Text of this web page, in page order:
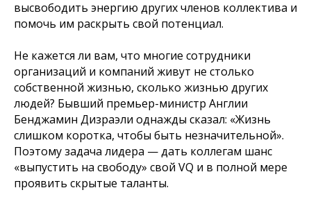
высвободить энергию других членов коллектива и
помочь им раскрыть свой потенциал.
Не кажется ли вам, что многие сотрудники
организаций и компаний живут не столько
собственной жизнью, сколько жизнью других
людей? Бывший премьер-министр Англии
Бенджамин Дизраэли однажды сказал: «Жизнь
слишком коротка, чтобы быть незначительной».
Поэтому задача лидера — дать коллегам шанс
«выпустить на свободу» свой VQ и в полной мере
проявить скрытые таланты.